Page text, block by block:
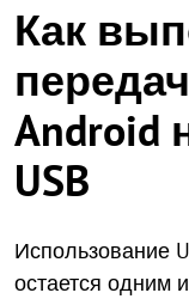
Как
Android
USB
Использование
остается одним